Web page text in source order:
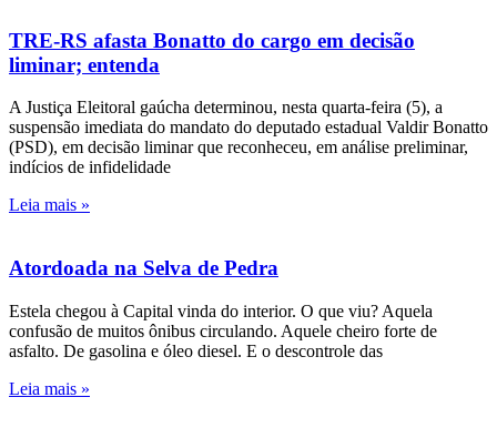
TRE-RS afasta Bonatto do cargo em decisão
liminar; entenda
A Justiça Eleitoral gaúcha determinou, nesta quarta-feira (5), a
suspensão imediata do mandato do deputado estadual Valdir Bonatto
(PSD), em decisão liminar que reconheceu, em análise preliminar,
indícios de infidelidade
Leia mais »
Atordoada na Selva de Pedra
Estela chegou à Capital vinda do interior. O que viu? Aquela
confusão de muitos ônibus circulando. Aquele cheiro forte de
asfalto. De gasolina e óleo diesel. E o descontrole das
Leia mais »